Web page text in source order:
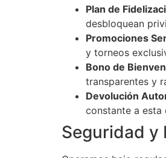
Plan de
desbloquean
Promociones
y torneos
Bono de
transparentes y
Devolución
constante a esta
Seguridad y